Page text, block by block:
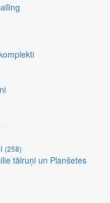
(258)
tālruņi un Planšetes